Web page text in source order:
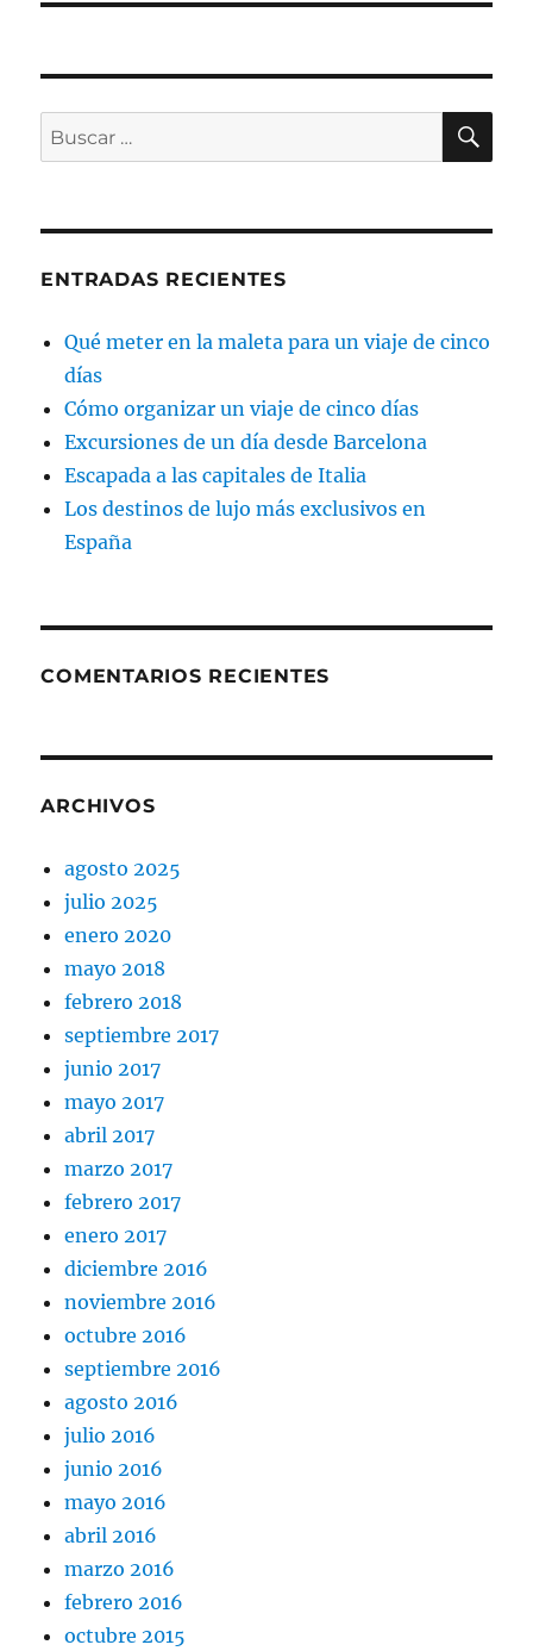
Buscar
por:
ENTRADAS RECIENTES
Qué meter en la maleta para un viaje de cinco
días
Cómo organizar un viaje de cinco días
Excursiones de un día desde Barcelona
Escapada a las capitales de Italia
Los destinos de lujo más exclusivos en
España
COMENTARIOS RECIENTES
ARCHIVOS
agosto 2025
julio 2025
enero 2020
mayo 2018
febrero 2018
septiembre 2017
junio 2017
mayo 2017
abril 2017
marzo 2017
febrero 2017
enero 2017
diciembre 2016
noviembre 2016
octubre 2016
septiembre 2016
agosto 2016
julio 2016
junio 2016
mayo 2016
abril 2016
marzo 2016
febrero 2016
octubre 2015